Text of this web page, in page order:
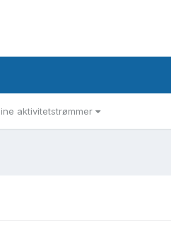
aktivitetstrømmer